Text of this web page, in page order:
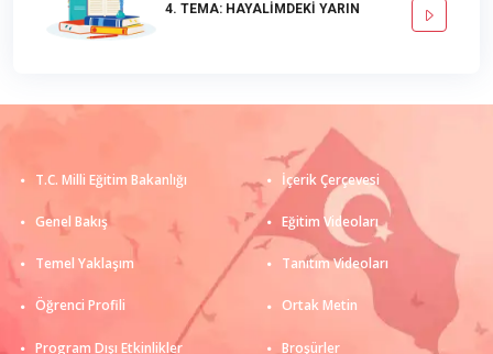
4. TEMA: HAYALİMDEKİ YARIN
T.C. Milli Eğitim Bakanlığı
Genel Bakış
Temel Yaklaşım
Öğrenci Profili
Program Dışı Etkinlikler
İçerik Çerçevesi
Eğitim Videoları
Tanıtım Videoları
Ortak Metin
Broşürler